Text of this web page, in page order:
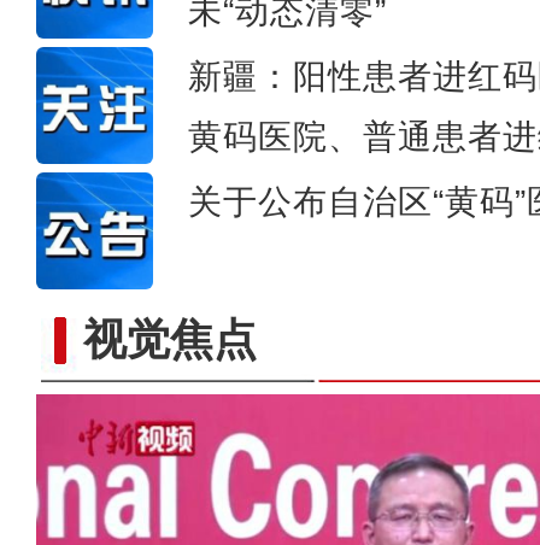
未“动态清零”
新疆：阳性患者进红
黄码医院、普通患者
关于公布自治区“黄码
视觉焦点【聚焦二十大】新疆代表团